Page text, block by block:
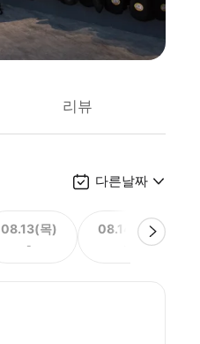
리뷰
다른날짜
08.13(목)
-
08.14(금)